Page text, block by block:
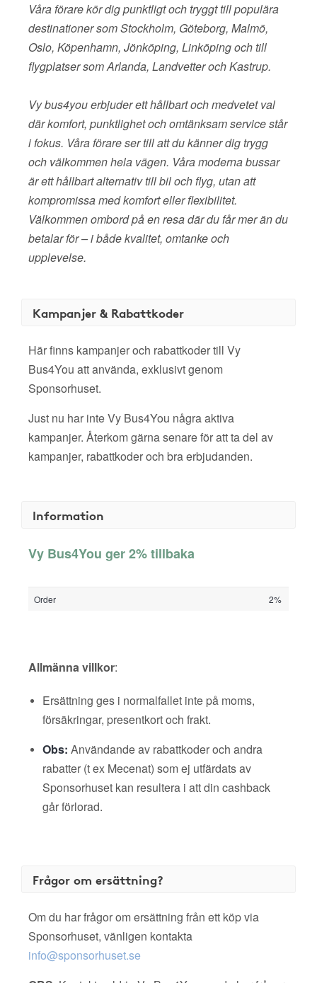
Våra förare kör dig punktligt och tryggt till populära
destinationer som Stockholm, Göteborg, Malmö,
Oslo, Köpenhamn, Jönköping, Linköping och till
flygplatser som Arlanda, Landvetter och Kastrup.
Vy bus4you erbjuder ett hållbart och medvetet val
där komfort, punktlighet och omtänksam service står
i fokus. Våra förare ser till att du känner dig trygg
och välkommen hela vägen. Våra moderna bussar
är ett hållbart alternativ till bil och flyg, utan att
kompromissa med komfort eller flexibilitet.
Välkommen ombord på en resa där du får mer än du
betalar för – i både kvalitet, omtanke och
upplevelse.
Kampanjer & Rabattkoder
Här finns kampanjer och rabattkoder till Vy
Bus4You att använda, exklusivt genom
Sponsorhuset.
Just nu har inte Vy Bus4You några aktiva
kampanjer. Återkom gärna senare för att ta del av
kampanjer, rabattkoder och bra erbjudanden.
Information
Vy Bus4You ger 2% tillbaka
Order 2%
Allmänna villkor:
Ersättning ges i normalfallet inte på moms,
försäkringar, presentkort och frakt.
Obs: Användande av rabattkoder och andra
rabatter (t ex Mecenat) som ej utfärdats av
Sponsorhuset kan resultera i att din cashback
går förlorad.
Frågor om ersättning?
Om du har frågor om ersättning från ett köp via
Sponsorhuset, vänligen kontakta
info@sponsorhuset.se